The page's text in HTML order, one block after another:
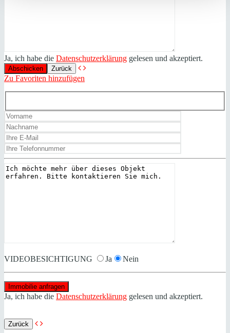
Ja, ich habe die Datenschutzerklärung gelesen und akzeptiert.
Zurück
Zu Favoriten hinzufügen
VIDEOBESICHTIGUNG Ja Nein
Ja, ich habe die Datenschutzerklärung gelesen und akzeptiert.
Zurück